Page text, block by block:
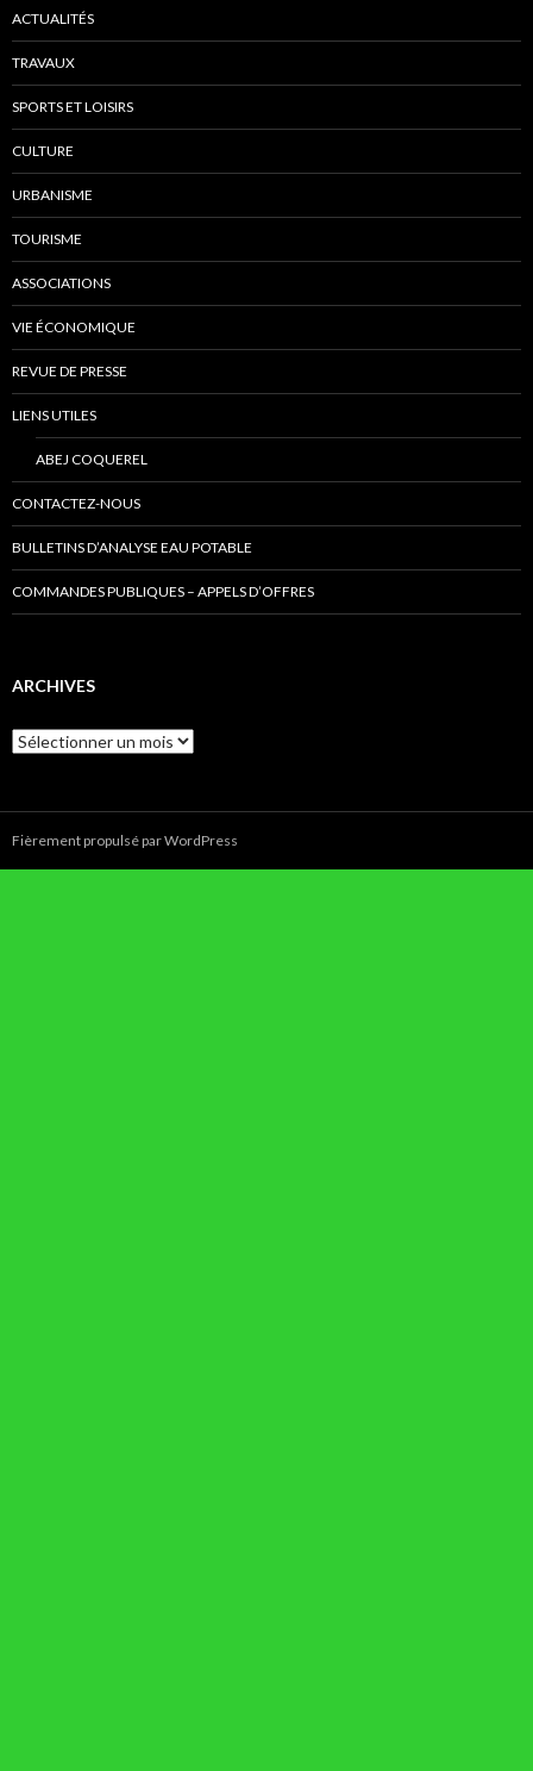
ACTUALITÉS
TRAVAUX
SPORTS ET LOISIRS
CULTURE
URBANISME
TOURISME
ASSOCIATIONS
VIE ÉCONOMIQUE
REVUE DE PRESSE
LIENS UTILES
ABEJ COQUEREL
CONTACTEZ-NOUS
BULLETINS D’ANALYSE EAU POTABLE
COMMANDES PUBLIQUES – APPELS D’OFFRES
ARCHIVES
Archives
Fièrement propulsé par WordPress